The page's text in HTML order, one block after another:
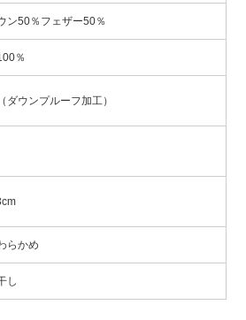
ン50％フェザー50％
％
ダウンプルーフ加工）
らかめ
し